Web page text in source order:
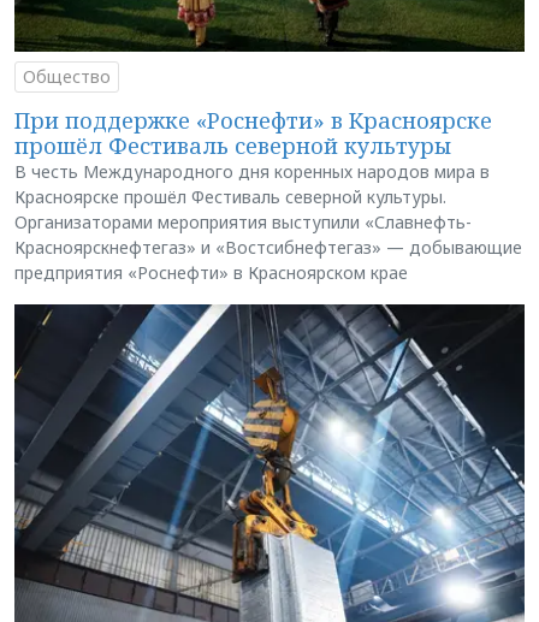
Общество
При поддержке «Роснефти» в Красноярске
прошёл Фестиваль северной культуры
В честь Международного дня коренных народов мира в
Красноярске прошёл Фестиваль северной культуры.
Организаторами мероприятия выступили «Славнефть-
Красноярскнефтегаз» и «Востсибнефтегаз» — добывающие
предприятия «Роснефти» в Красноярском крае